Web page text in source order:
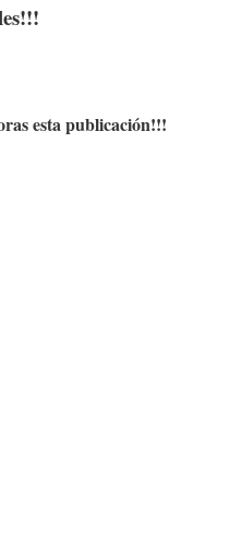
esta publicación!!!